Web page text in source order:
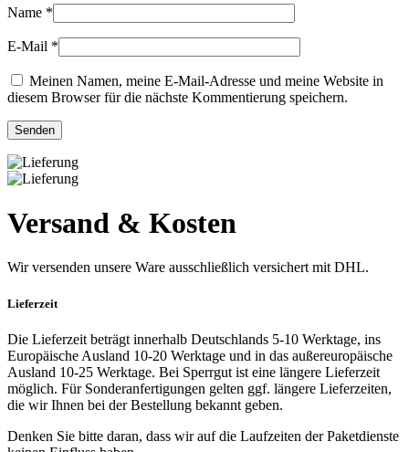
Name *
E-Mail *
Meinen Namen, meine E-Mail-Adresse und meine Website in
diesem Browser für die nächste Kommentierung speichern.
Versand & Kosten
Wir versenden unsere Ware ausschließlich versichert mit DHL.
Lieferzeit
Die Lieferzeit beträgt innerhalb Deutschlands 5-10 Werktage, ins
Europäische Ausland 10-20 Werktage und in das außereuropäische
Ausland 10-25 Werktage. Bei Sperrgut ist eine längere Lieferzeit
möglich. Für Sonderanfertigungen gelten ggf. längere Lieferzeiten,
die wir Ihnen bei der Bestellung bekannt geben.
Denken Sie bitte daran, dass wir auf die Laufzeiten der Paketdienste